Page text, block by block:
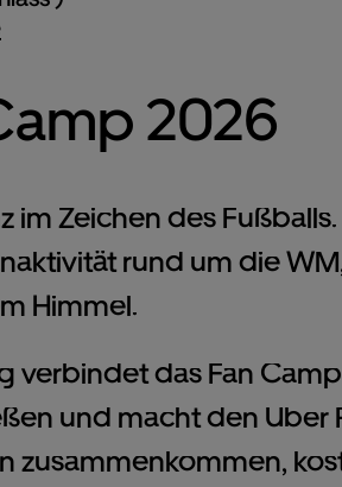
2026
im Zeichen des Fußballs.
rund um die
Himmel.
verbindet das Fan
und macht den Uber
zusammenkommen,